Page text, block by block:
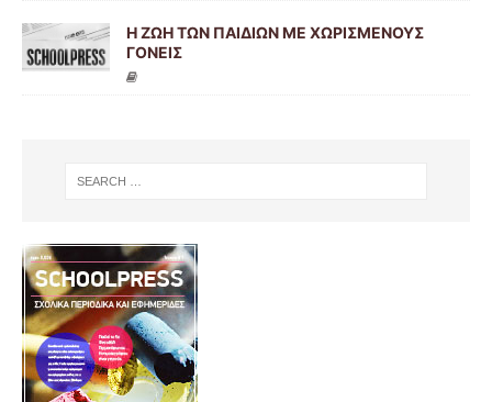
Η ΖΩΗ ΤΩΝ ΠΑΙΔΙΩΝ ΜΕ ΧΩΡΙΣΜΕΝΟΥΣ
ΓΟΝΕΙΣ